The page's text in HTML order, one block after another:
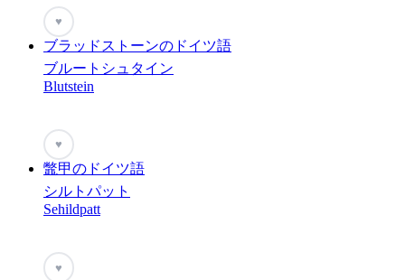
♥
ブラッドストーンのドイツ語
ブルートシュタイン
Blutstein
♥
鼈甲のドイツ語
シルトパット
Sehildpatt
♥